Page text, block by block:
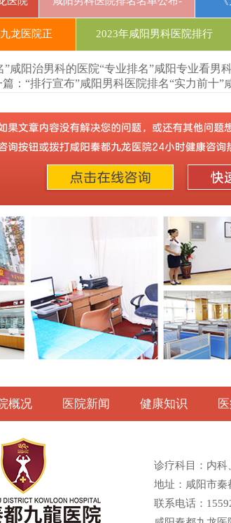
龙医院正 2023年咸阳男科医院排行
”咸阳治男科的医院“专业排名”咸阳专业看男
篇：“排行宣布”咸阳男科医院排名“实力前十”
概况 医院新闻 健康知识
诊疗科目：内科
地址：咸阳市秦
联系电话：